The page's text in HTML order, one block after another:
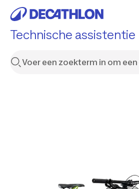
Technische assistentie